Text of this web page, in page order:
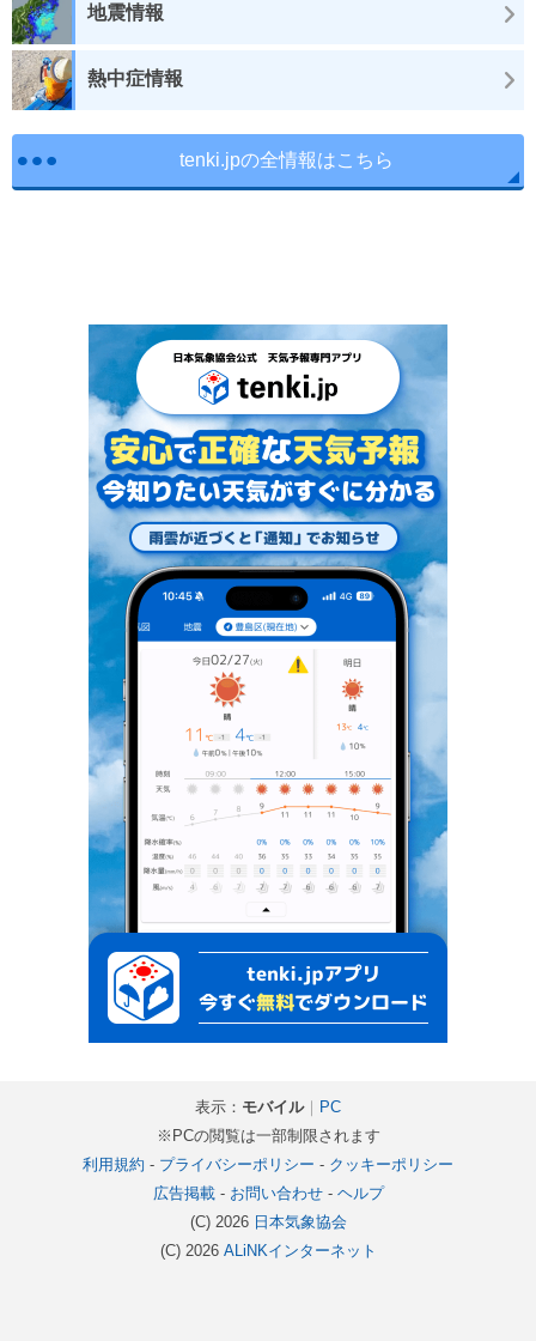
地震情報
熱中症情報
tenki.jpの全情報はこちら
表示： モバイル｜ PC
※PCの閲覧は一部制限されます
利用規約 - プライバシーポリシー - クッキーポリシー
広告掲載- お問い合わせ- ヘルプ
(C) 2026 日本気象協会
(C) 2026 ALiNKインターネット